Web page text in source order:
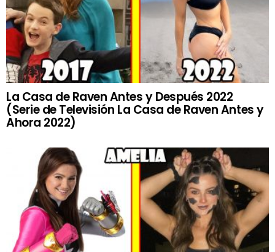
La Casa de Raven Antes y Después 2022
(Serie de Televisión La Casa de Raven Antes y
Ahora 2022)